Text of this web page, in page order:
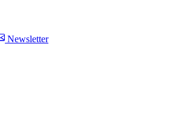
Newsletter